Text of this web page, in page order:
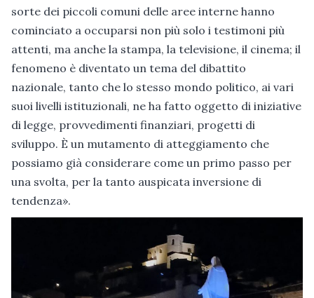
sorte dei piccoli comuni delle aree interne hanno
cominciato a occuparsi non più solo i testimoni più
attenti, ma anche la stampa, la televisione, il cinema; il
fenomeno è diventato un tema del dibattito
nazionale, tanto che lo stesso mondo politico, ai vari
suoi livelli istituzionali, ne ha fatto oggetto di iniziative
di legge, provvedimenti finanziari, progetti di
sviluppo. È un mutamento di atteggiamento che
possiamo già considerare come un primo passo per
una svolta, per la tanto auspicata inversione di
tendenza».